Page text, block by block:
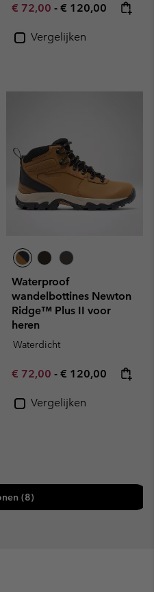
Minimum sale price:
€ 72,00 - Maximum price:
€ 120,00
Vergelijken
Waterproof
wandelbottines Newton
Ridge™ Plus II voor
heren
Waterdicht
Minimum sale price:
€ 72,00 - Maximum price:
€ 120,00
Vergelijken
(8)